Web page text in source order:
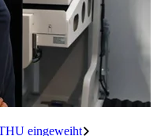
eingeweiht